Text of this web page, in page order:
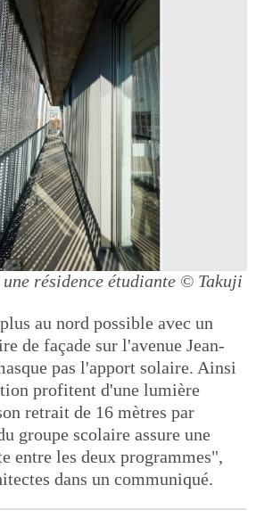
résidence étudiante © Takuji
au nord possible avec un
de façade sur l'avenue Jean-
pas l'apport solaire. Ainsi
profitent d'une lumière
retrait de 16 mètres par
groupe scolaire assure une
entre les deux programmes",
dans un communiqué.